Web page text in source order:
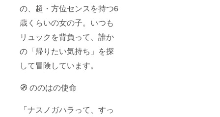
の、超・方位センスを持つ6
歳くらいの女の子。いつも
リュックを背負って、誰か
の「帰りたい気持ち」を探
して冒険しています。
🧭 ののはの使命
「ナスノガハラって、すっ